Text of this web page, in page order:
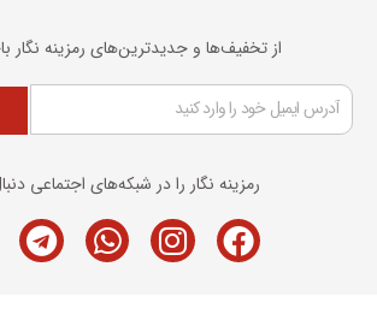
از تخفیف‌ها و جدیدترین‌های رمزینه نگار
رمزینه نگار را در شبکه‌های اجتماعی
Facebook
Instagram